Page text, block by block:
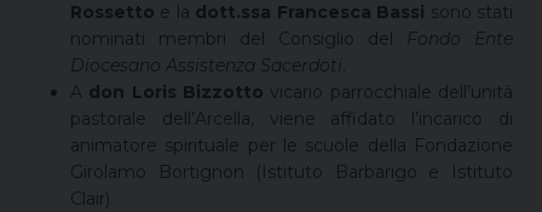
Rossetto e la dott.ssa Francesca Bassi sono stati
nominati membri del Consiglio del Fondo Ente
Diocesano Assistenza Sacerdoti
A don Loris Bizzotto vicario parrocchiale dell’unità
pastorale dell’Arcella, viene affidato l’incarico di
animatore spirituale per le scuole della Fondazione
Girolamo Bortignon (Istituto Barbarigo e Istituto
Clair).